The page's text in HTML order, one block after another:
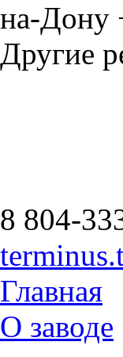
на-Дону
Другие
8 804-
Главная
О заводе